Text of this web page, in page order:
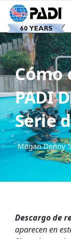
Cómo
PADI
Serie
Megan Denny
Descargo de
aparecen en